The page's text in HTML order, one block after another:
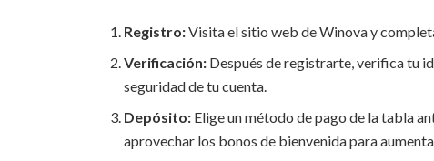
Registro:Visita el sitio web de Winova y
Verificación: Después de registrarte, verifica tu
seguridad de tu cuenta.
Depósito: Elige un método de pago de la tabla
aprovechar los bonos de bienvenida para